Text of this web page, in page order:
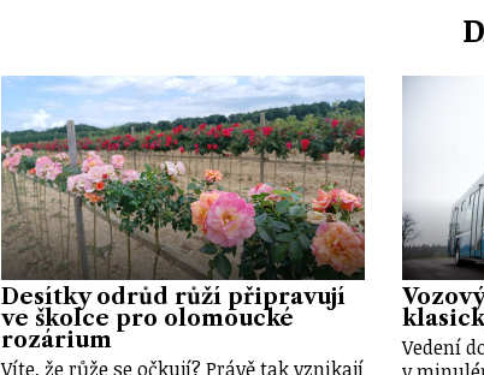
Desítky odrůd růží připravují
ve školce pro olomoucké
rozárium
Víte, že růže se očkují? Právě tak vznikají
Vedení